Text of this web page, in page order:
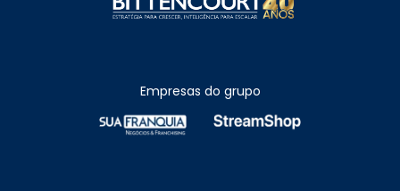
Empresas do grupo